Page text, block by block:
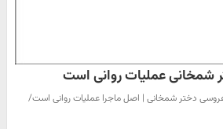
شمخانی عملیات روانی است
عروسی دختر شمخانی | اصل ماجرا عملیات روانی است/